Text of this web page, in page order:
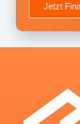
Jetzt